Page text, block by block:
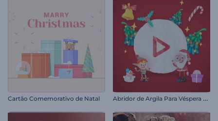
Cartão Comemorativo de Natal A
bridor de Argila Para Véspera de Natal